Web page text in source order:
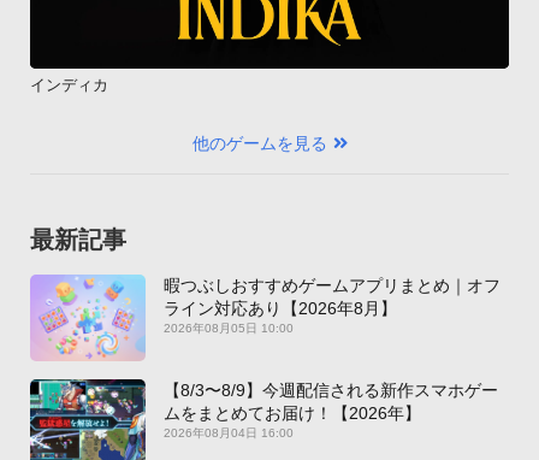
インディカ
他のゲームを見る
最新記事
暇つぶしおすすめゲームアプリまとめ｜オフ
ライン対応あり【2026年8月】
2026年08月05日 10:00
【8/3〜8/9】今週配信される新作スマホゲー
ムをまとめてお届け！【2026年】
2026年08月04日 16:00